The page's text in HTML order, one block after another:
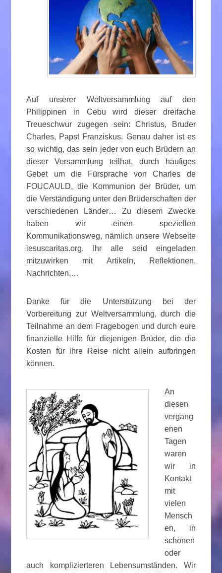
Auf unserer Weltversammlung auf den
Philippinen in Cebu wird dieser dreifache
Treueschwur zugegen sein: Christus, Bruder
Charles, Papst Franziskus. Genau daher ist es
so wichtig, das sein jeder von euch Brüdern an
dieser Versammlung teilhat, durch häufiges
Gebet um die Fürsprache von Charles de
FOUCAULD, die Kommunion der Brüder, um
die Verständigung unter den Brüderschaften der
verschiedenen Länder… Zu diesem Zwecke
haben wir einen speziellen
Kommunikationsweg, nämlich unsere Webseite
iesuscaritas.org. Ihr alle seid eingeladen
mitzuwirken mit Artikeln, Reflektionen,
Nachrichten,…
Danke für die Unterstützung bei der
Vorbereitung zur Weltversammlung, durch die
Teilnahme an dem Fragebogen und durch eure
finanzielle Hilfe für diejenigen Brüder, die die
Kosten für ihre Reise nicht allein aufbringen
können.
An
diesen
vergang
enen
Tagen
waren
wir in
Kontakt
mit
vielen
Mensch
en, in
schönen
oder
auch komplizierteren Lebensumständen. Wir